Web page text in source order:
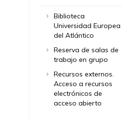
Biblioteca
Universidad Europea
del Atlántico
Reserva de salas de
trabajo en grupo
Recursos externos.
Acceso a recursos
electrónicos de
acceso abierto